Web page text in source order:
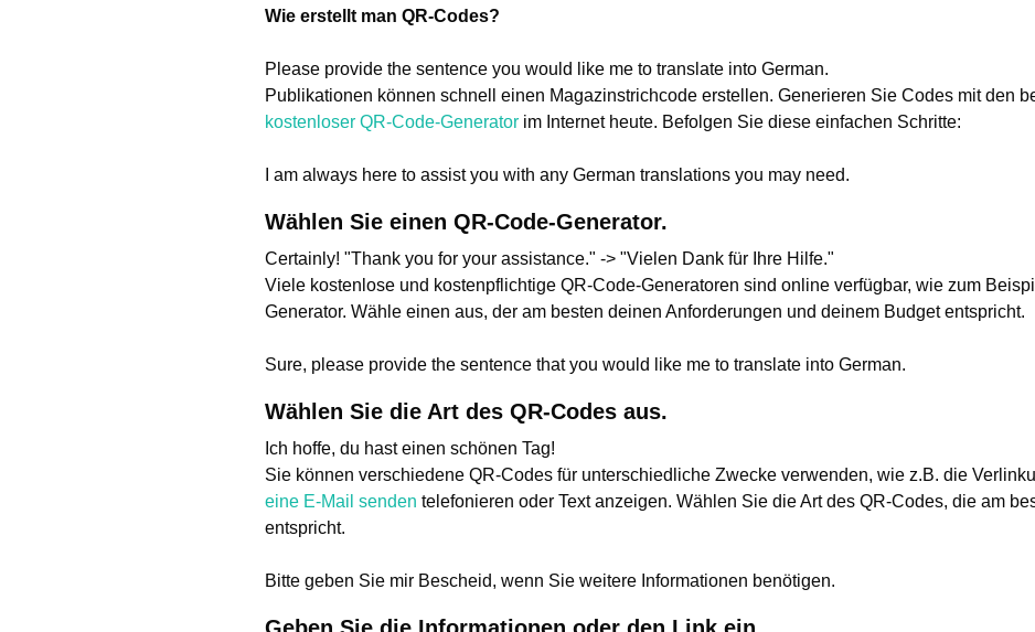
Wie erstellt man QR-Codes?
Please provide the sentence you would like me to translate into German.
Publikationen können schnell einen Magazinstrichcode erstellen. Generieren Sie Codes mit den
kostenloser QR-Code-Generator im Internet heute. Befolgen Sie diese einfachen Schritte:
I am always here to assist you with any German translations you may need.
Wählen Sie einen QR-Code-Generator.
Certainly! "Thank you for your assistance." -> "Vielen Dank für Ihre Hilfe."
Viele kostenlose und kostenpflichtige QR-Code-Generatoren sind online verfügbar, wie zum
Generator. Wähle einen aus, der am besten deinen Anforderungen und deinem Budget entspricht.
Sure, please provide the sentence that you would like me to translate into German.
Wählen Sie die Art des QR-Codes aus.
Ich hoffe, du hast einen schönen Tag!
Sie können verschiedene QR-Codes für unterschiedliche Zwecke verwenden, wie z.B. die
eine E-Mail senden telefonieren oder Text anzeigen. Wählen Sie die Art des QR-Codes, die am
entspricht.
Bitte geben Sie mir Bescheid, wenn Sie weitere Informationen benötigen.